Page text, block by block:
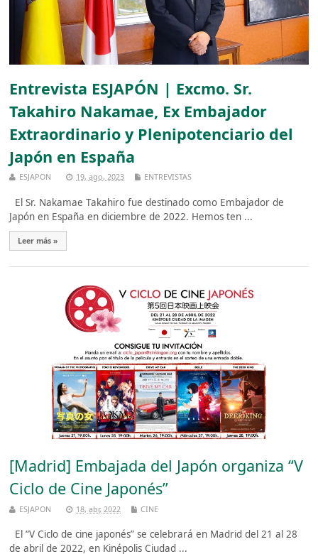
Entrevista ESJAPÓN | Excmo. Sr.
Takahiro Nakamae, Ex Embajador
Extraordinario y Plenipotenciario del
Japón en España
ESJAPON 19, ago, 2023 ENTREVISTAS
El Sr. Nakamae Takahiro fue destinado como Embajador de
Japón en España en diciembre de 2022. Hemos ten ...
Leer más »
[Madrid] Embajada del Japón organiza “V
Ciclo de Cine Japonés”
ESJAPON 18, abr, 2022 CINE
El “V Ciclo de cine japonés” se celebrará en Madrid del 21 al 28
de abril de 2022, en Kinépolis Ciudad ...